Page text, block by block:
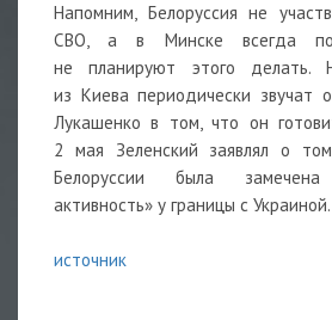
Напомним, Белоруссия не
СВО, а в Минске всегда
не планируют этого делать.
из Киева периодически звучат
Лукашенко в том, что он
2 мая Зеленский заявлял о
Белоруссии была замечена
активность» у границы с Украиной.
источник